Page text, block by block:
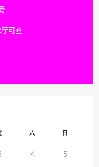
可查
六 日
4 5